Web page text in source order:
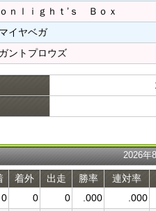
ｎｌｉｇｈｔ’ｓ Ｂｏｘ​
イヤベガ​
ントプロウズ​
2026年
着外 出走 勝率 連対率
0 0 0 .000 .000